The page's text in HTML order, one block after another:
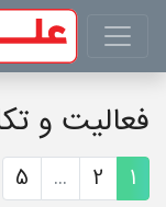
فعالیت و
1
2
...
5